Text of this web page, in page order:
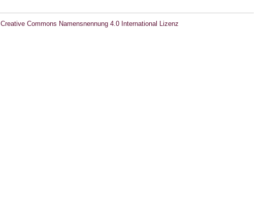
Creative Commons Namensnennung 4.0 International Lizenz